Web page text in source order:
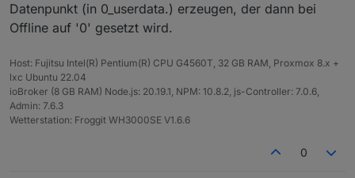
Datenpunkt (in 0_userdata.) erzeugen, der dann bei
Offline auf '0' gesetzt wird.
Host: Fujitsu Intel(R) Pentium(R) CPU G4560T, 32 GB RAM, Proxmox 8.x +
lxc Ubuntu 22.04
ioBroker (8 GB RAM) Node.js: 20.19.1, NPM: 10.8.2, js-Controller: 7.0.6,
Admin: 7.6.3
Wetterstation: Froggit WH3000SE V1.6.6
0